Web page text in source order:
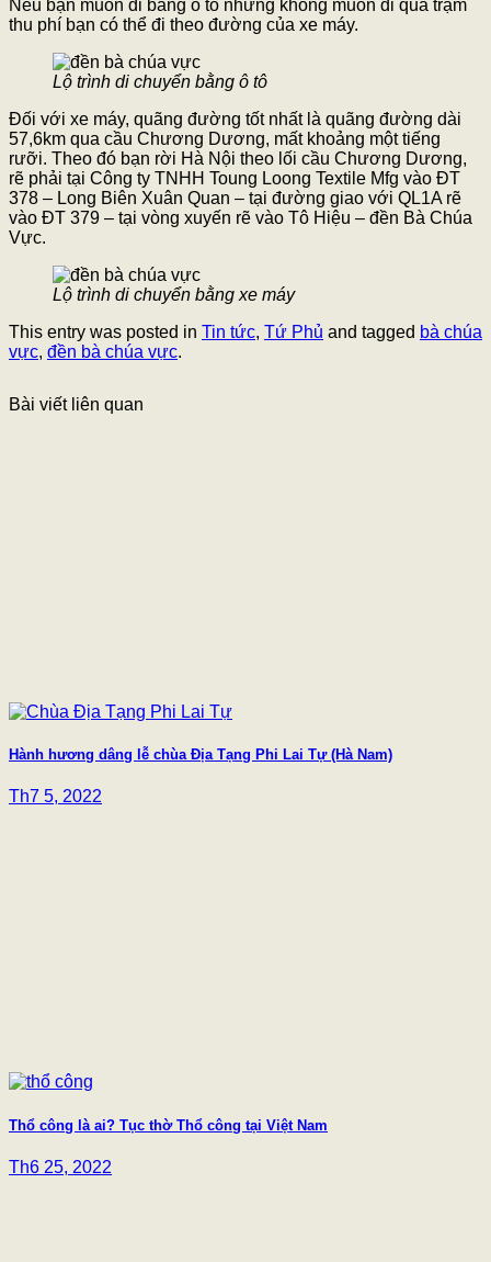
Nếu bạn muốn đi bằng ô tô nhưng không muốn đi qua trạm
thu phí bạn có thể đi theo đường của xe máy.
Lộ trình di chuyển bằng ô tô
Đối với xe máy, quãng đường tốt nhất là quãng đường dài
57,6km qua cầu Chương Dương, mất khoảng một tiếng
rưỡi. Theo đó bạn rời Hà Nội theo lối cầu Chương Dương,
rẽ phải tại Công ty TNHH Toung Loong Textile Mfg vào ĐT
378 – Long Biên Xuân Quan – tại đường giao với QL1A rẽ
vào ĐT 379 – tại vòng xuyến rẽ vào Tô Hiệu – đền Bà Chúa
Vực.
Lộ trình di chuyển bằng xe máy
This entry was posted in Tin tức, Tứ Phủ and tagged bà chúa
vực, đền bà chúa vực.
Bài viết liên quan
Hành hương dâng lễ chùa Địa Tạng Phi Lai Tự (Hà Nam)
Th7 5, 2022
Thổ công là ai? Tục thờ Thổ công tại Việt Nam
Th6 25, 2022